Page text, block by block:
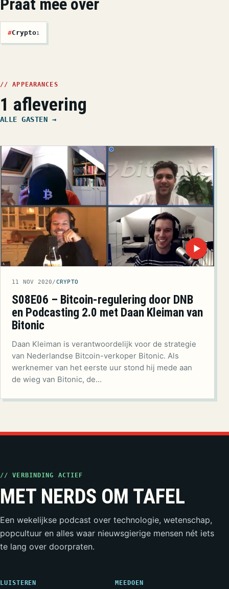
Praat mee over
#Crypto1
// APPEARANCES
1 aflevering
ALLE GASTEN →
▶
11 NOV 2020/CRYPTO
S08E06 – Bitcoin-regulering door DNB
en Podcasting 2.0 met Daan Kleiman van
Bitonic
Daan Kleiman is verantwoordelijk voor de strategie
van Nederlandse Bitcoin-verkoper Bitonic. Als
werknemer van het eerste uur stond hij mede aan
de wieg van Bitonic, de…
// VERBINDING ACTIEF
MET NERDS OM TAFEL
Een wekelijkse podcast over technologie, wetenschap,
popcultuur en alles waar nieuwsgierige mensen nét iets
te lang over doorpraten.
LUISTEREN MEEDOEN